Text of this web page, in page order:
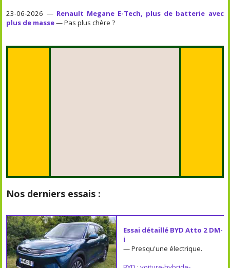
23-06-2026 — Renault Megane E-Tech, plus de batterie avec
plus de masse— Pas plus chère ?
Nos derniers essais :
Essai détaillé BYD Atto 2 DM-
i
— Presqu'une électrique.